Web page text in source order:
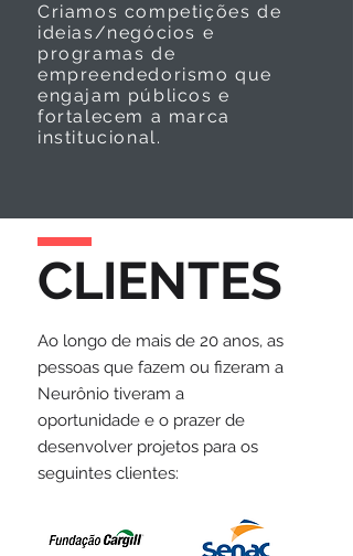
Criamos competições de
ideias/negócios e
programas de
empreendedorismo que
engajam públicos e
fortalecem a marca
institucional.
CLIENTES
Ao longo de mais de 20 anos, as
pessoas que fazem ou fizeram a
Neurônio tiveram a
oportunidade e o prazer de
desenvolver projetos para os
seguintes clientes: